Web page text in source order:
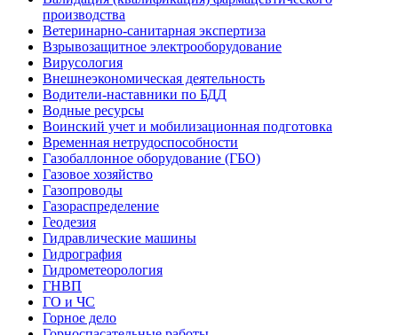
производства
Ветеринарно-санитарная экспертиза
Взрывозащитное электрооборудование
Вирусология
Внешнеэкономическая деятельность
Водители-наставники по БДД
Водные ресурсы
Воинский учет и мобилизационная подготовка
Временная нетрудоспособности
Газобаллонное оборудование (ГБО)
Газовое хозяйство
Газопроводы
Газораспределение
Геодезия
Гидравлические машины
Гидрография
Гидрометеорология
ГНВП
ГО и ЧС
Горное дело